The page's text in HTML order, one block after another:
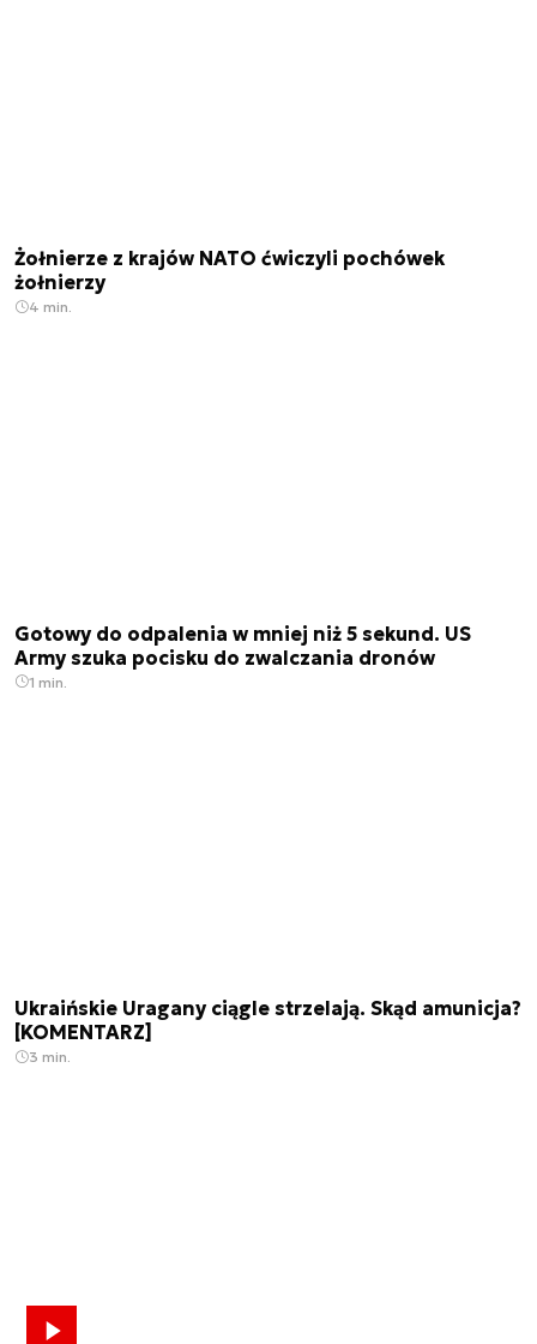
Żołnierze z krajów NATO ćwiczyli pochówek
żołnierzy
4 min.
Gotowy do odpalenia w mniej niż 5 sekund. US
Army szuka pocisku do zwalczania dronów
1 min.
Ukraińskie Uragany ciągle strzelają. Skąd amunicja?
[KOMENTARZ]
3 min.